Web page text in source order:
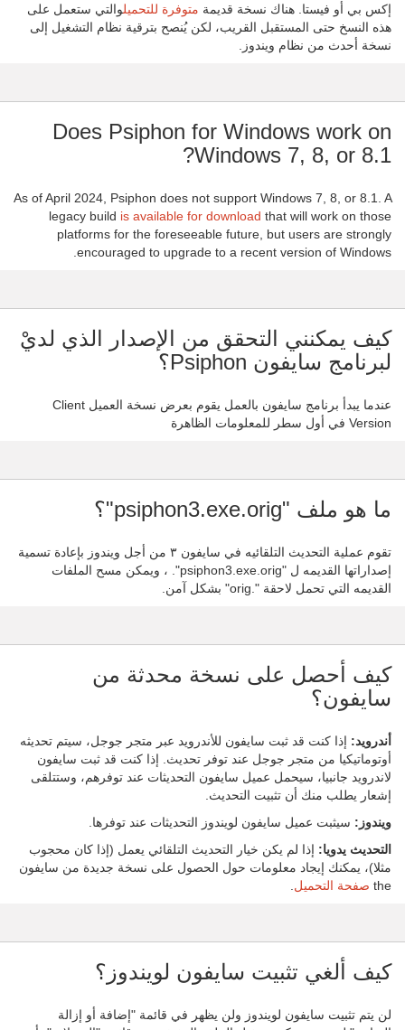
إكس بي أو فيستا. هناك نسخة قديمة متوفرة للتحميلوالتي ستعمل على
هذه النسخ حتى المستقبل القريب، لكن يُنصح بترقية نظام التشغيل إلى
نسخة أحدث من نظام ويندوز.
Does Psiphon for Windows work on
Windows 7, 8, or 8.1?
As of April 2024, Psiphon does not support Windows 7, 8, or 8.1. A
legacy build is available for download that will work on those
platforms for the foreseeable future, but users are strongly
encouraged to upgrade to a recent version of Windows.
كيف يمكنني التحقق من الإصدار الذي لديْ
لبرنامج سايفون Psiphon؟
عندما يبدأ برنامج سايفون بالعمل يقوم بعرض نسخة العميل Client
Version في أول سطر للمعلومات الظاهرة
ما هو ملف "psiphon3.exe.orig"؟
تقوم عملية التحديث التلقائيه في سايفون ٣ من أجل ويندوز بإعادة تسمية
إصداراتها القديمه ل "psiphon3.exe.orig". ، ويمكن مسح الملفات
القديمه التي تحمل لاحقة ".orig" بشكل آمن.
كيف أحصل على نسخة محدثة من
سايفون؟
أندرويد: إذا كنت قد ثبت سايفون للأندرويد عبر متجر جوجل، سيتم تحديثه
أوتوماتيكيا من متجر جوجل عند توفر تحديث. إذا كنت قد ثبت سايفون
لاندرويد جانبيا، سيحمل عميل سايفون التحديثات عند توفرهم، وستتلقى
إشعار يطلب منك أن تثبيت التحديث.
ويندوز: سيثبت عميل سايفون لويندوز التحديثات عند توفرها.
التحديث يدويا: إذا لم يكن خيار التحديث التلقائي يعمل (إذا كان محجوب
مثلا)، يمكنك إيجاد معلومات حول الحصول على نسخة جديدة من سايفون
the صفحة التحميل.
كيف ألغي تثبيت سايفون لويندوز؟
لن يتم تثبيت سايفون لويندوز ولن يظهر في قائمة "إضافة أو إزالة